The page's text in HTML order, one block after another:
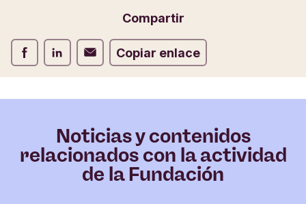
Compartir
Compartir Facebook
Compartir LinkedIn
Compartir Correo electrónico
Copiar enlace
Noticias y contenidos
relacionados con la actividad
de la Fundación